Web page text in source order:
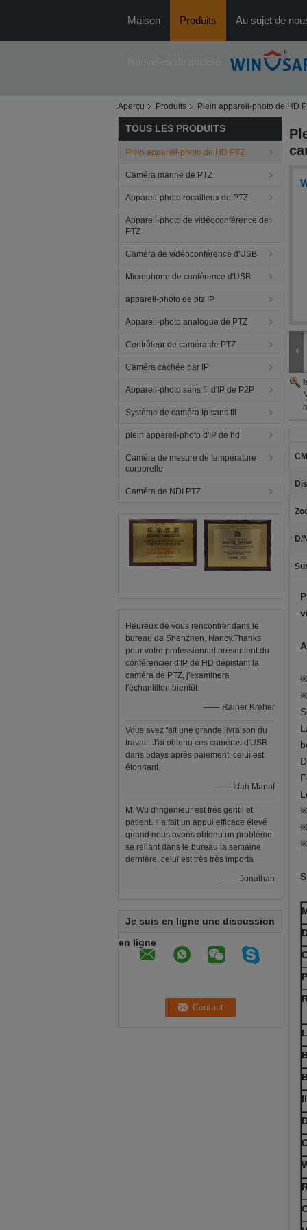
Maison Produits Au sujet de
Aperçu Produits Plein appareil-photo de HD
TOUS LES PRODUITS
Plein appareil-photo de HD PTZ
Caméra marine de PTZ
Appareil-photo rocailleux de PTZ
Appareil-photo de vidéoconférence de
PTZ
Caméra de vidéoconférence d'USB
Microphone de conférence d'USB
appareil-photo de ptz IP
Appareil-photo analogue de PTZ
Contrôleur de caméra de PTZ
Caméra cachée par IP
Appareil-photo sans fil d'IP de P2P
Système de caméra Ip sans fil
plein appareil-photo d'IP de hd
Caméra de mesure de température
corporelle
Caméra de NDI PTZ
Heureux de vous rencontrer dans le
bureau de Shenzhen, Nancy.Thanks
pour votre professionnel présentent du
conférencier d'IP de HD dépistant la
caméra de PTZ, j'examinera
l'échantillon bientôt.
—— Rainer Kreher
Vous avez fait une grande livraison du
travail. J'ai obtenu ces caméras d'USB
dans 5days après paiement, celui est
étonnant.
—— Idah Manaf
M. Wu d'ingénieur est très gentil et
patient. Il a fait un appui efficace élevé
quand nous avons obtenu un problème
se reliant dans le bureau la semaine
dernière, celui est très très importa
—— Jonathan
Je suis en ligne une discussion
en ligne
D/